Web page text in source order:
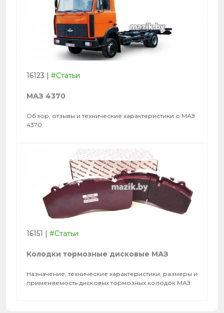
16123 | #Статьи
МАЗ 4370
Обзор, отзывы и технические характеристики о МАЗ
4370
16151 | #Статьи
Колодки тормозные дисковые МАЗ
Назначение, технические характеристики, размеры и
применяемость дисковых тормозных колодок МАЗ